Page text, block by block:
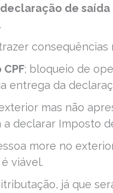
declaração de
consequências
; bloqueio de
entrega da
mas não
declarar Imposto
more no
viável.
já que